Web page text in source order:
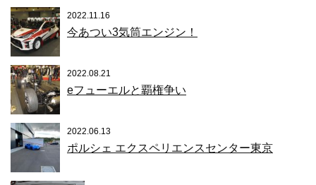
2022.11.16
今あつい3気筒エンジン！
2022.08.21
eフューエルと覇権争い
2022.06.13
ポルシェ エクスペリエンスセンター東京